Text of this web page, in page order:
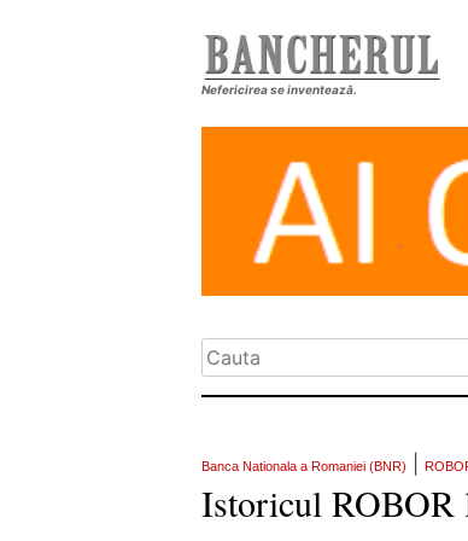
Nefericirea se inventează.
Banca Nationala a Romaniei (BNR)
Istoricul ROBOR